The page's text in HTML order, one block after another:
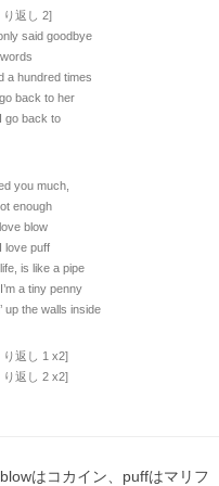
返し 2]
said goodbye
a hundred times
back to her
go back to
you much,
enough
blow
love puff
is like a pipe
a tiny penny
up the walls inside
返し 1 x2]
返し 2 x2]
はコカイン、puffはマリフ